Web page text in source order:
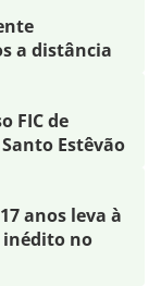
a distância
FIC de
Estêvão
anos leva à
inédito no